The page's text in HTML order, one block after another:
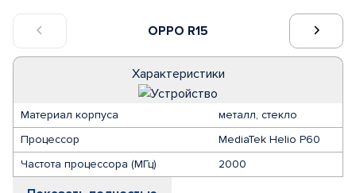
OPPO R15
Характеристики
Материал корпуса
металл, стекло
Процессор
MediaTek Helio P60
Частота процессора (МГц)
2000